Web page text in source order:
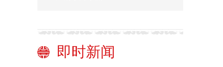
即时新闻
增86.1%
天津海关优化信用监管 推动外贸高质
量发展
用党的二十大精神统一思想和行动